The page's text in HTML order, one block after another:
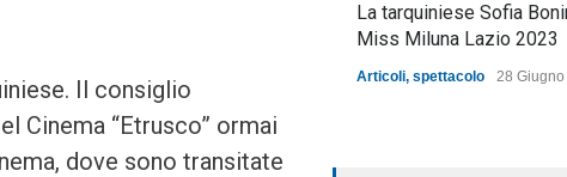
Il consiglio
Cinema “Etrusco” ormai
dove sono transitate
La tarquiniese Sofia
Miss Miluna Lazio 2023
Articoli, spettacolo 28 Giugno